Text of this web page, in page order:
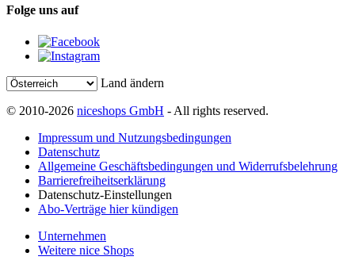
Folge uns auf
Land ändern
© 2010-2026 niceshops GmbH - All rights reserved.
Impressum und Nutzungsbedingungen
Datenschutz
Allgemeine Geschäftsbedingungen und Widerrufsbelehrung
Barrierefreiheitserklärung
Datenschutz-Einstellungen
Abo-Verträge hier kündigen
Unternehmen
Weitere nice Shops